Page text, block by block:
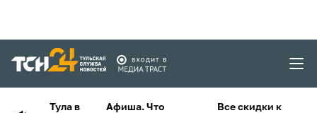
Тула в
Афиша. Что
Все скидки к